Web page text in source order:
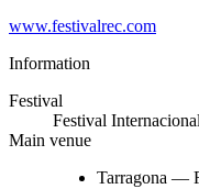
www.festivalrec.com
Information
Festival
Festival
Main venue
Tarragona —